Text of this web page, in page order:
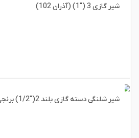
شیر گازی 3 ("1) (آذران 102)
شیر شلنگی دسته گازی بلند 2("1/2) برنجی (آذران 125)